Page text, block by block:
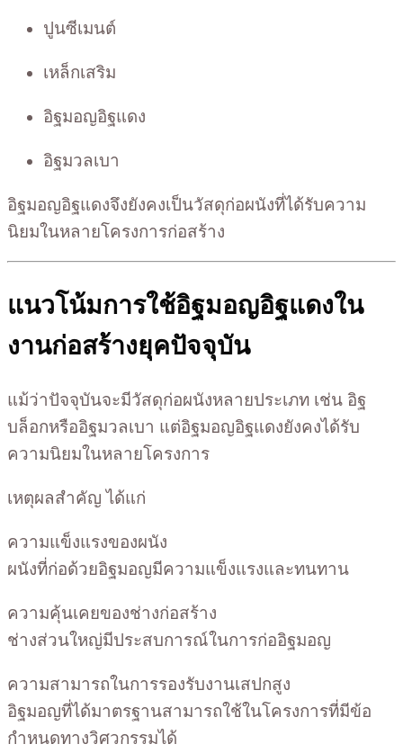
ปูนซีเมนต์
เหล็กเสริม
อิฐมอญอิฐแดง
อิฐมวลเบา
อิฐมอญอิฐแดงจึงยังคงเป็นวัสดุก่อผนังที่ได้รับความ
นิยมในหลายโครงการก่อสร้าง
แนวโน้มการใช้อิฐมอญอิฐแดงใน
งานก่อสร้างยุคปัจจุบัน
แม้ว่าปัจจุบันจะมีวัสดุก่อผนังหลายประเภท เช่น อิฐ
บล็อกหรืออิฐมวลเบา แต่อิฐมอญอิฐแดงยังคงได้รับ
ความนิยมในหลายโครงการ
เหตุผลสำคัญ ได้แก่
ความแข็งแรงของผนัง
ผนังที่ก่อด้วยอิฐมอญมีความแข็งแรงและทนทาน
ความคุ้นเคยของช่างก่อสร้าง
ช่างส่วนใหญ่มีประสบการณ์ในการก่ออิฐมอญ
ความสามารถในการรองรับงานเสปกสูง
อิฐมอญที่ได้มาตรฐานสามารถใช้ในโครงการที่มีข้อ
กำหนดทางวิศวกรรมได้